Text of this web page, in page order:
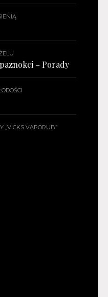
– Porady
„VICKS VAPORUB”